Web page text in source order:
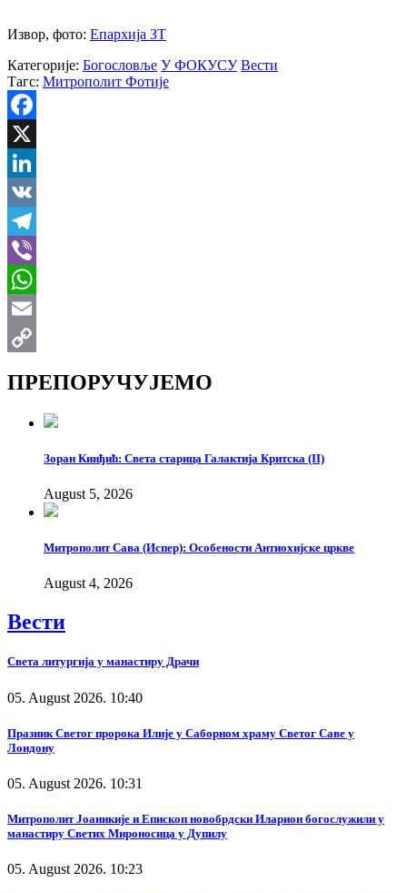
Извор, фото: Епархија ЗТ
Категорије: Богословље У ФОКУСУ Вести
Тагс: Митрополит Фотије
Facebook
X
LinkedIn
VK
Telegram
Viber
WhatsApp
Email
ПРЕПОРУЧУЈЕМО
Зоран Кинђић: Света старица Галактија Критска (II)
August 5, 2026
Митрополит Сава (Испер): Особености Антиохијске цркве
August 4, 2026
Вести
Света литургија у манастиру Драчи
05. August 2026. 10:40
Празник Светог пророка Илије у Саборном храму Светог Саве у
Лондону
05. August 2026. 10:31
Митрополит Јоаникије и Епископ новобрдски Иларион богослужили у
манастиру Светих Мироносица у Дупилу
05. August 2026. 10:23